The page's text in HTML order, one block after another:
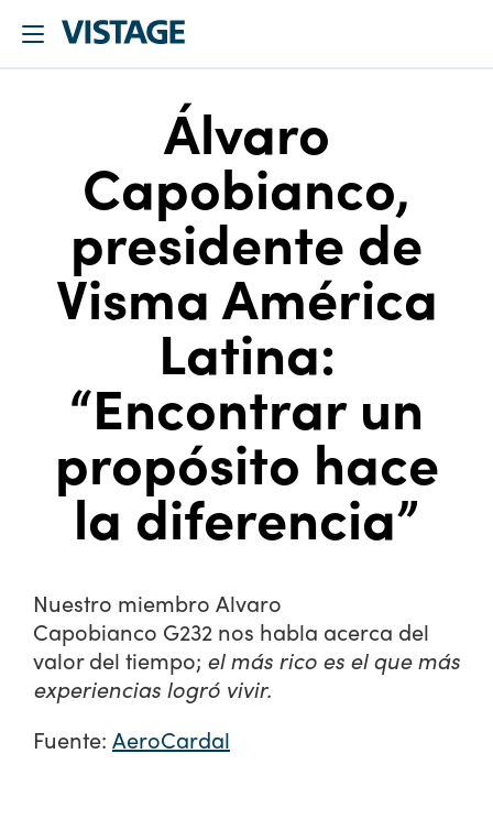
Álvaro
Capobianco,
presidente de
Visma América
Latina:
“Encontrar un
propósito hace
la diferencia”
Nuestro miembro Alvaro
Capobianco G232 nos habla acerca del
valor del tiempo; el más rico es el que más
experiencias logró vivir.
Fuente: AeroCardal